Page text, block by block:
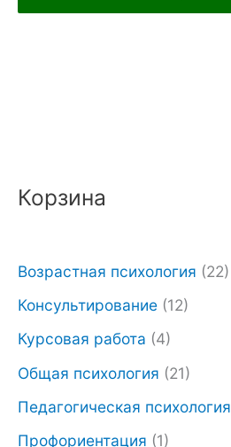
Корзина
Возрастная психология (22)
Консультирование (12)
Курсовая работа (4)
Общая психология (21)
Педагогическая психология
Профориентация (1)